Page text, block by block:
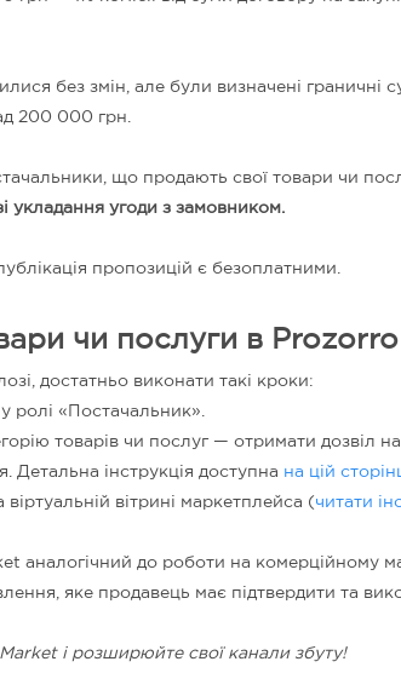
без змін, але були визначені граничні
200 000 грн.
що продають свої товари чи
укладання угоди з замовником.
пропозицій є безоплатними.
чи послуги в
достатньо виконати такі кроки:
ролі «Постачальник».
товарів чи послуг — отримати дозвіл на
Детальна інструкція доступна на цій
вітрині маркетплейса ( читати
аналогічний до роботи на комерційному
яке продавець має підтвердити та
і розширюйте свої канали збуту!